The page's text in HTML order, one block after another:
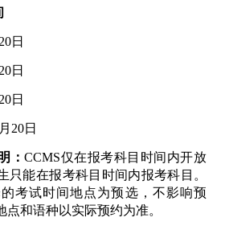
日
日
日
20日
：CCMS仅在报考科目时间内开放
只能在报考科目时间内报考科目。
考试时间地点为预选，不影响预
和语种以实际预约为准。